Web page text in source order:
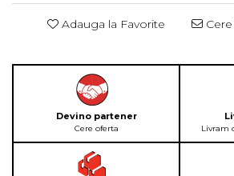
Adauga la Favorite
Devino partener
Cere oferta Livram